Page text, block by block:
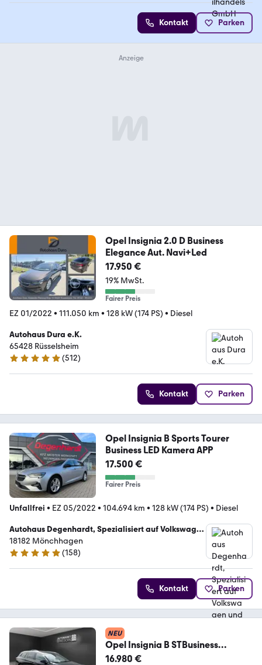
Kontakt Parken
Opel Insignia 2.0 D Business
Elegance Aut. Navi+Led
17.950 €
19% MwSt.
Fairer Preis
EZ 01/2022 • 111.050 km • 128 kW (174 PS) • Diesel
Autohaus Dura e.K.
65428 Rüsselsheim
4.8 Sterne
(512)
Kontakt Parken
Opel Insignia B Sports Tourer
Business LED Kamera APP
17.500 €
Fairer Preis
Unfallfrei • EZ 05/2022 • 104.694 km • 128 kW (174 PS) • Diesel
Autohaus Degenhardt, Spezialisiert auf Volkswagen
und Nissan
18182 Mönchhagen
4.8 Sterne
(158)
Kontakt Parken
NEU
Opel Insignia B STBusiness
Bose*Kamera*LED*18*DAB*Nav
16.980 €